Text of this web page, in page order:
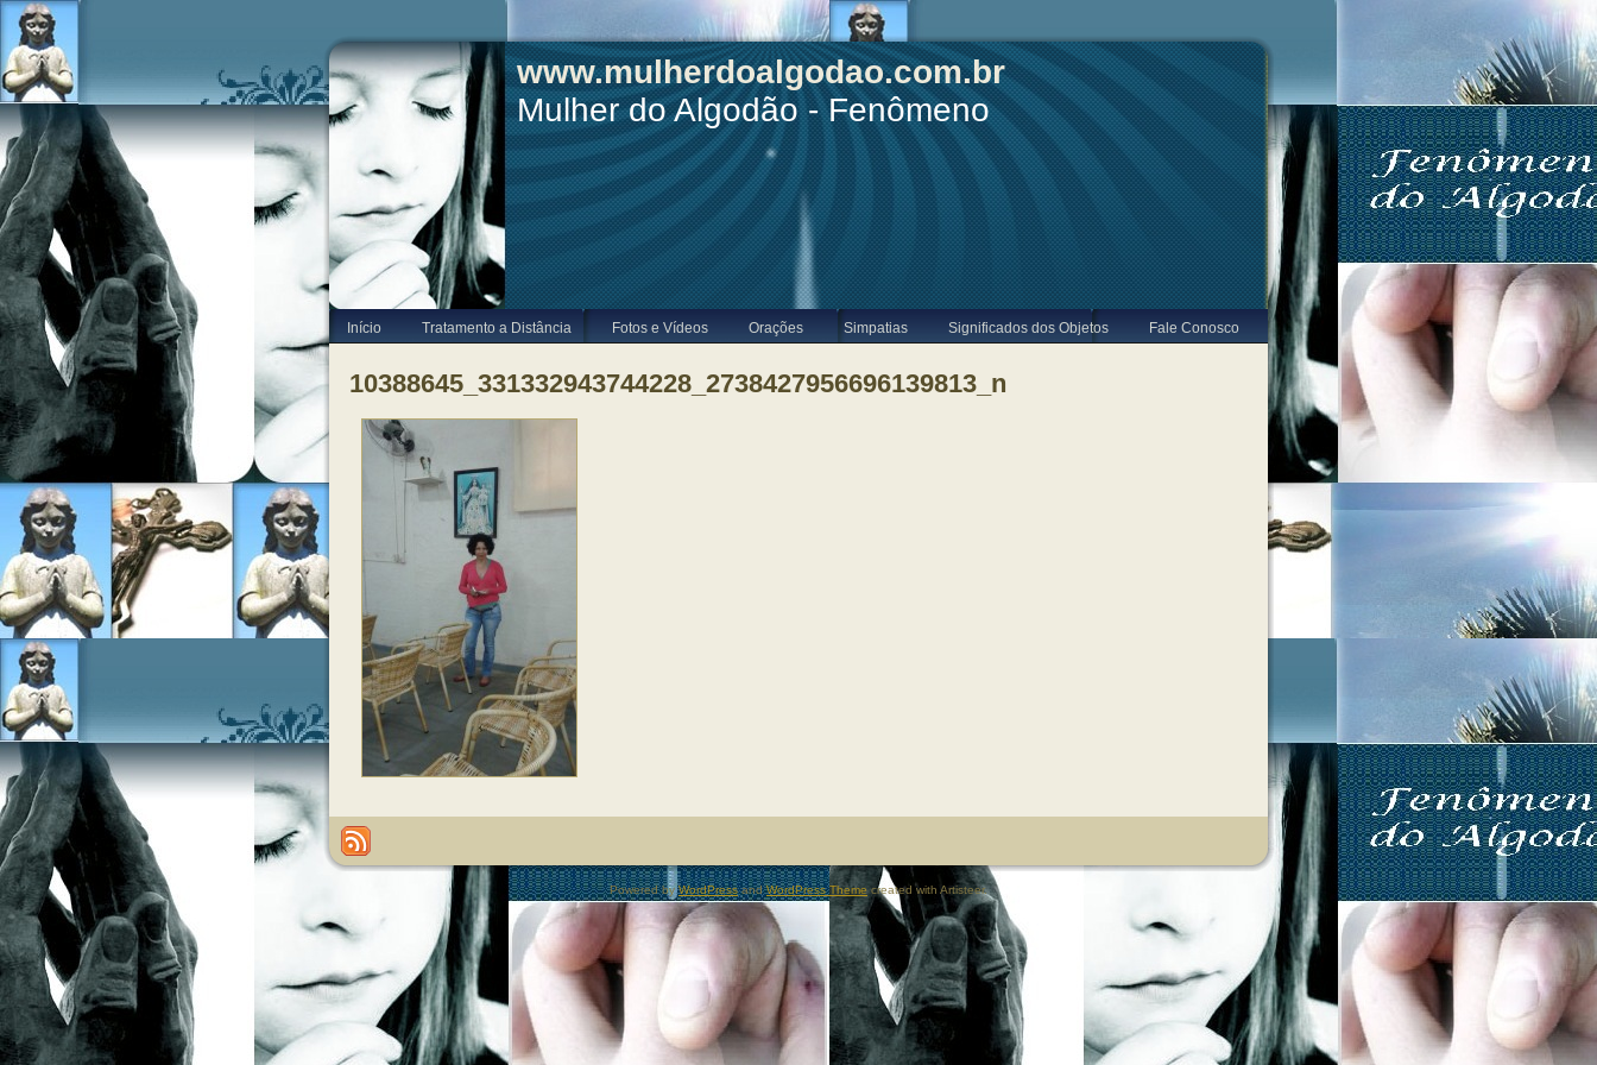
www.mulherdoalgodao.com.br
Mulher do Algodão - Fenômeno
Início Tratamento a Distância Fotos e Vídeos Orações Simpatias Significados dos Objetos Fale Conosco
10388645_331332943744228_2738427956696139813_n
Powered byWordPressandWordPress Themecreated with Artisteer.